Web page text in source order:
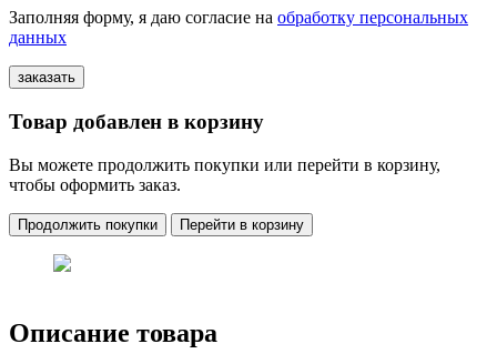
Заполняя форму, я даю согласие на обработку персональных
данных
Товар добавлен в корзину
Вы можете продолжить покупки или перейти в корзину,
чтобы оформить заказ.
Продолжить покупки Перейти в корзину
Описание товара